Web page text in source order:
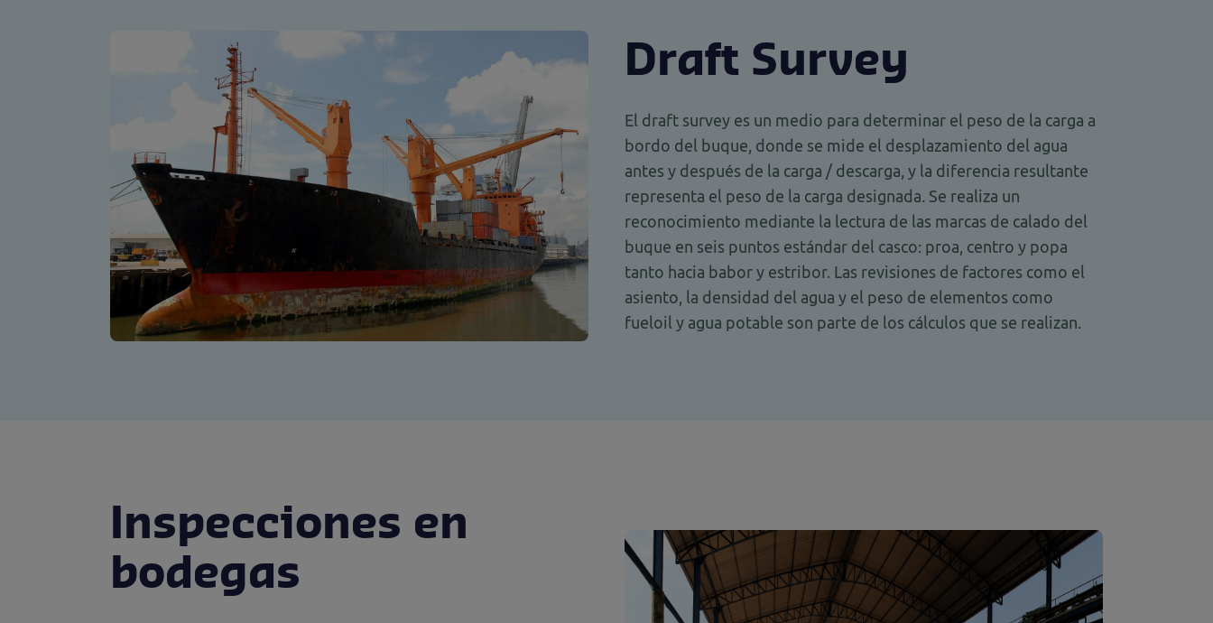
Draft Survey
El draft survey es un medio para determinar el peso de la carga a
bordo del buque, donde se mide el desplazamiento del agua
antes y después de la carga / descarga, y la diferencia resultante
representa el peso de la carga designada. Se realiza un
reconocimiento mediante la lectura de las marcas de calado del
buque en seis puntos estándar del casco: proa, centro y popa
tanto hacia babor y estribor. Las revisiones de factores como el
asiento, la densidad del agua y el peso de elementos como
fueloil y agua potable son parte de los cálculos que se realizan.
Inspecciones en
bodegas